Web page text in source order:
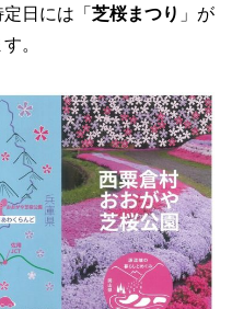
日には「 芝桜まつり 」が
。